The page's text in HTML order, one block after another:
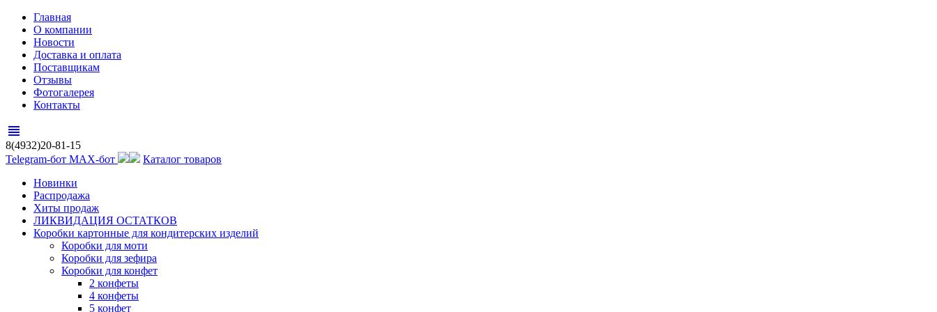
Главная
О компании
Новости
Доставка и оплата
Поставщикам
Отзывы
Фотогалерея
Контакты
view_headline
8(4932)20-81-15
Telegram-бот MAX-бот
Каталог товаров
Новинки
Распродажа
Хиты продаж
ЛИКВИДАЦИЯ ОСТАТКОВ
Коробки картонные для кондитерских изделий
Коробки для моти
Коробки для зефира
Коробки для конфет
2 конфеты
4 конфеты
5 конфет